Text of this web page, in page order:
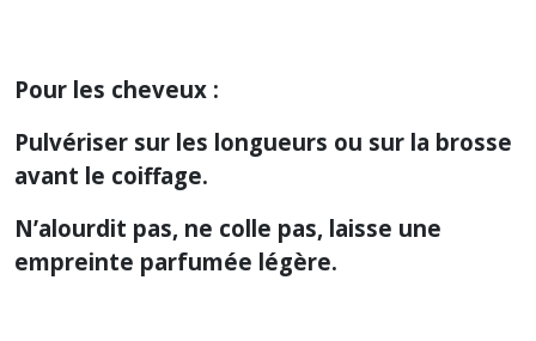
Pour les cheveux :
Pulvériser sur les longueurs ou sur la brosse
avant le coiffage.
N’alourdit pas, ne colle pas, laisse une
empreinte parfumée légère.